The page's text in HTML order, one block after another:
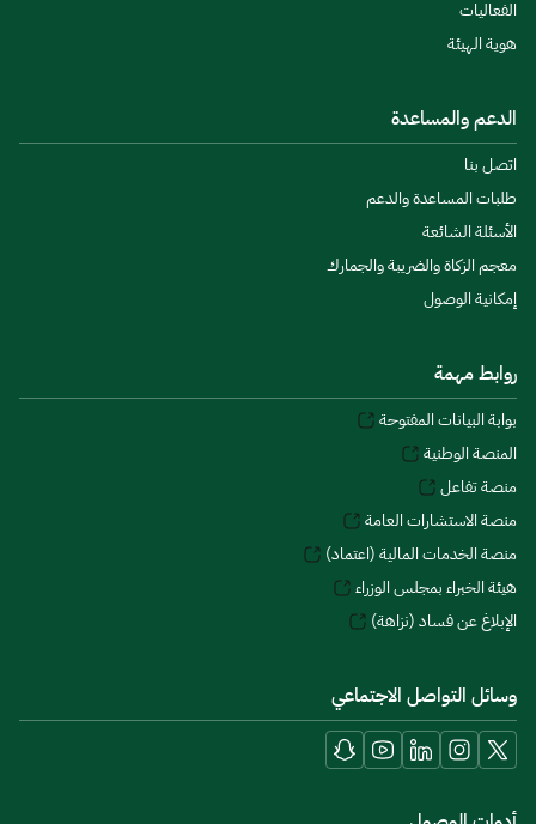
الفعاليات
هوية الهيئة
الدعم والمساعدة
اتصل بنا
طلبات المساعدة والدعم
الأسئلة الشائعة
معجم الزكاة والضريبة والجمارك
إمكانية الوصول
روابط مهمة
بوابة البيانات المفتوحة
المنصة الوطنية
منصة تفاعل
منصة الاستشارات العامة
منصة الخدمات المالية (اعتماد)
هيئة الخبراء بمجلس الوزراء
الإبلاغ عن فساد (نزاهة)
وسائل التواصل الاجتماعي